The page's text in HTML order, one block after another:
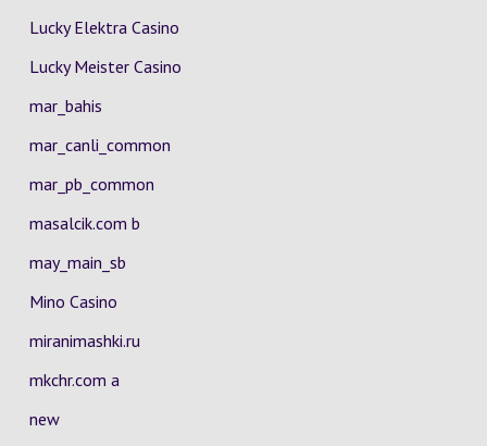
Lucky Elektra Casino
Lucky Meister Casino
mar_bahis
mar_canli_common
mar_pb_common
masalcik.com b
may_main_sb
Mino Casino
miranimashki.ru
mkchr.com a
new